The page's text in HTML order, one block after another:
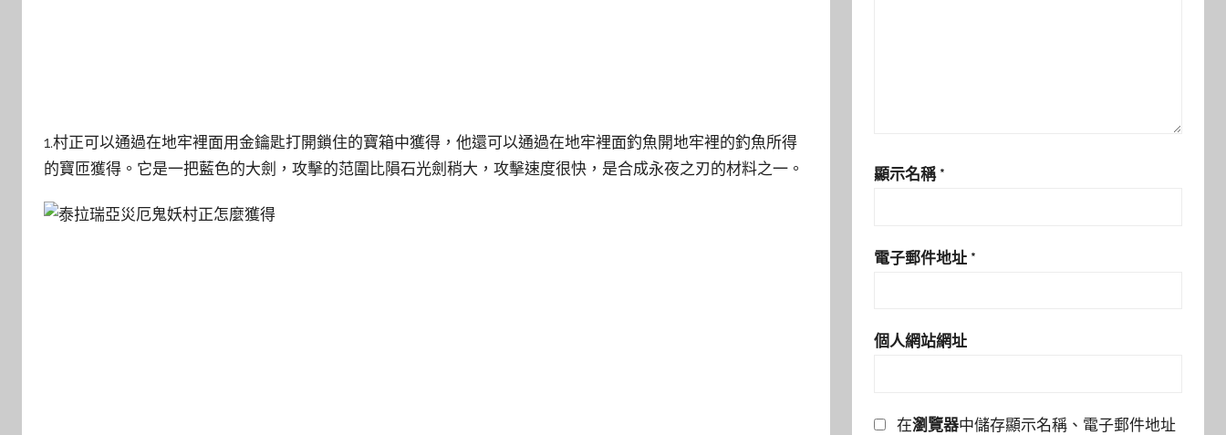
1.村正可以通過在地牢裡面用金鑰匙打開鎖住的寶箱中獲得，他還可以通過在地牢裡面釣魚開地牢裡的釣魚所得
的寶匝獲得。它是一把藍色的大劍，攻擊的范圍比隕石光劍稍大，攻擊速度很快，是合成永夜之刃的材料之一。
顯示名稱 *
電子郵件地址 *
個人網站網址
在瀏覽器中儲存顯示名稱、電子郵件地址